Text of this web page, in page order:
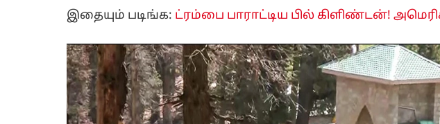
இதையும் படிங்க: ட்ரம்பை பாராட்டிய பில் கிளிண்டன்!